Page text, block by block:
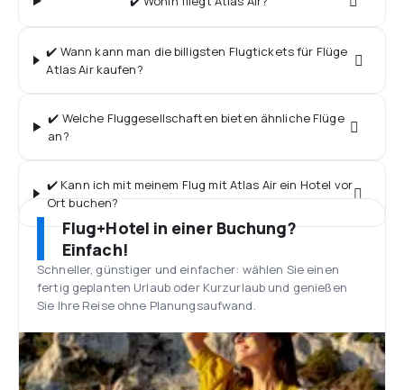
✔️ Wann kann man die billigsten Flugtickets für Flüge
Atlas Air kaufen?
✔️ Welche Fluggesellschaften bieten ähnliche Flüge
an?
✔️ Kann ich mit meinem Flug mit Atlas Air ein Hotel vor
Ort buchen?
Flug+Hotel in einer Buchung?
Einfach!
Schneller, günstiger und einfacher: wählen Sie einen
fertig geplanten Urlaub oder Kurzurlaub und genießen
Sie Ihre Reise ohne Planungsaufwand.